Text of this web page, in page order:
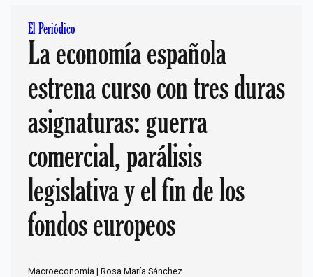
El Periódico
La economía española
estrena curso con tres duras
asignaturas: guerra
comercial, parálisis
legislativa y el fin de los
fondos europeos
Macroeconomía | Rosa María Sánchez